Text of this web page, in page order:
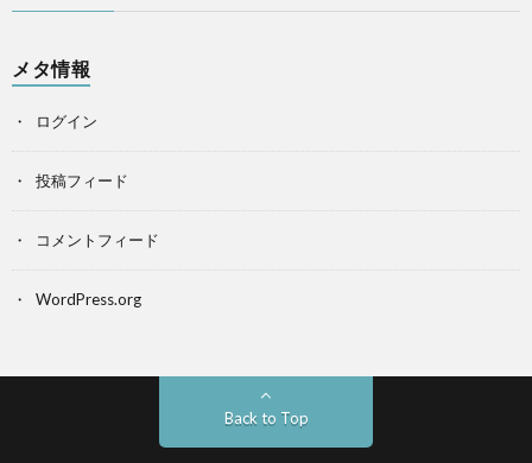
メタ情報
ログイン
投稿フィード
コメントフィード
WordPress.org
Back to Top